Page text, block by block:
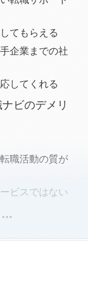
てもらえる
企業までの社
してくれる
ビのデメリ
職活動の質が
ビスではない